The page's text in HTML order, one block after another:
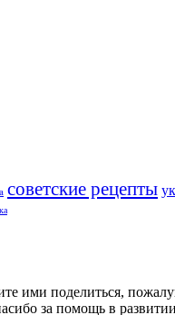
советские рецепты
ими поделиться,
за помощь в